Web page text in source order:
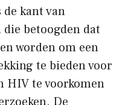
kant van
die betoogden dat
worden om een
te bieden voor
HIV te voorkomen
De